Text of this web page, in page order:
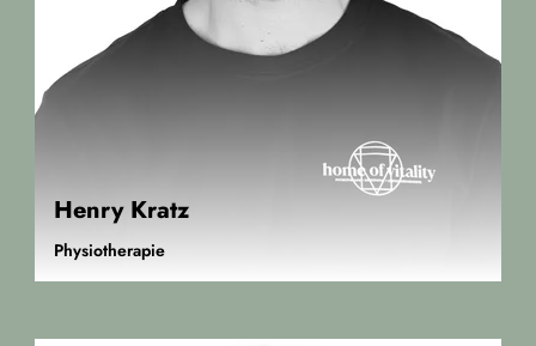
Henry Kratz
Physiotherapie